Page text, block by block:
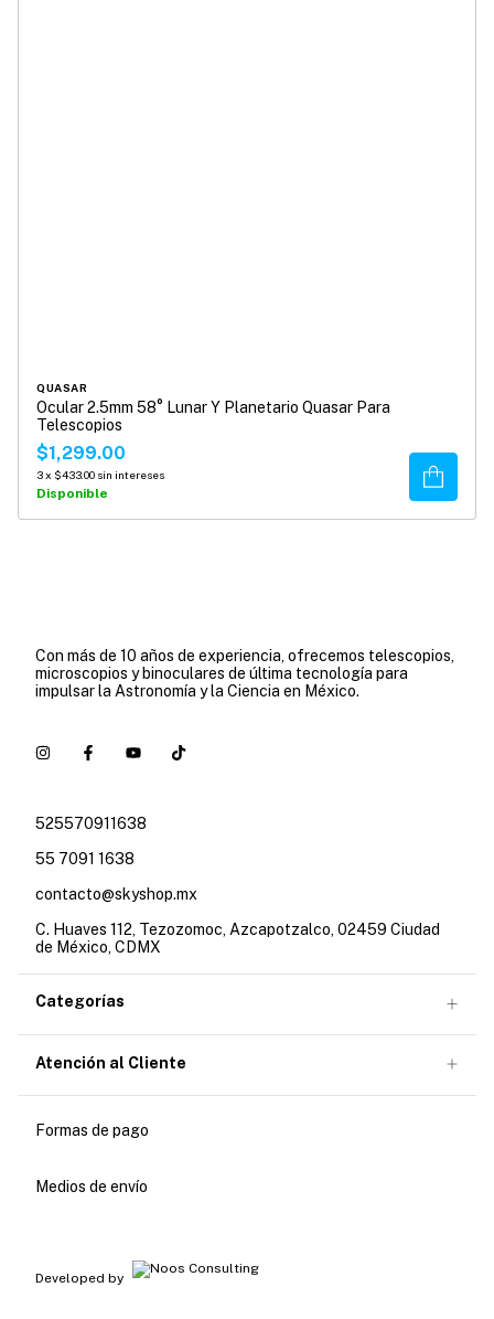
QUASAR
Ocular 2.5mm 58° Lunar Y Planetario Quasar Para
Telescopios
$1,299.00
3x $433.00 sin intereses
Disponible
Comprar
Con más de 10 años de experiencia, ofrecemos telescopios,
microscopios y binoculares de última tecnología para
impulsar la Astronomía y la Ciencia en México.
525570911638
55 7091 1638
contacto@skyshop.mx
C. Huaves 112, Tezozomoc, Azcapotzalco, 02459 Ciudad
de México, CDMX
Categorías
Atención al Cliente
Formas de pago
Medios de envío
Developed by